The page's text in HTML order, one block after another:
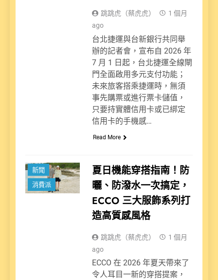
跳跳虎（蔡虎虎）
1 個月
ago
台北捷運與台新銀行共同舉
辦的記者會，宣布自 2026 年
7 月 1 日起，台北捷運全線閘
門全面啟用多元支付功能；
未來旅客搭乘捷運時，無須
事先購票或進行票卡儲值，
只要持實體信用卡或已綁定
信用卡的手機感…
Read More
新聞
消費派
夏日機能穿搭指南！防
曬、防潑水一次搞定，
ECCO 三大服飾系列打
造高質感風格
跳跳虎（蔡虎虎）
1 個月
ago
ECCO 在 2026 年夏天帶來了
令人耳目一新的穿搭提案，